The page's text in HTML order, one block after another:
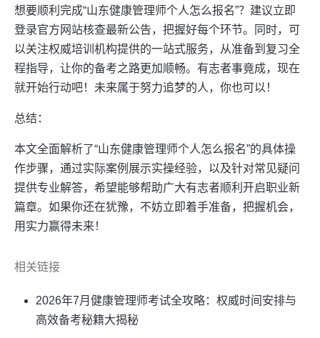
想要顺利完成“山东健康管理师个人怎么报名”？建议立即
登录官方网站核查最新公告，把握好每个环节。同时，可
以关注权威培训机构提供的一站式服务，从准备到复习全
程指导，让你的备考之路更加顺畅。有志者事竟成，现在
就开始行动吧！未来属于努力追梦的人，你也可以！
总结：
本文全面解析了“山东健康管理师个人怎么报名”的具体操
作步骤，通过实际案例展示实操经验，以及针对常见疑问
提供专业解答，希望能够帮助广大有志者顺利开启职业新
篇章。如果你还在犹豫，不妨立即着手准备，把握机会，
用实力赢得未来！
相关链接
2026年7月健康管理师考试全攻略：权威时间安排与
高效备考秘籍大揭秘